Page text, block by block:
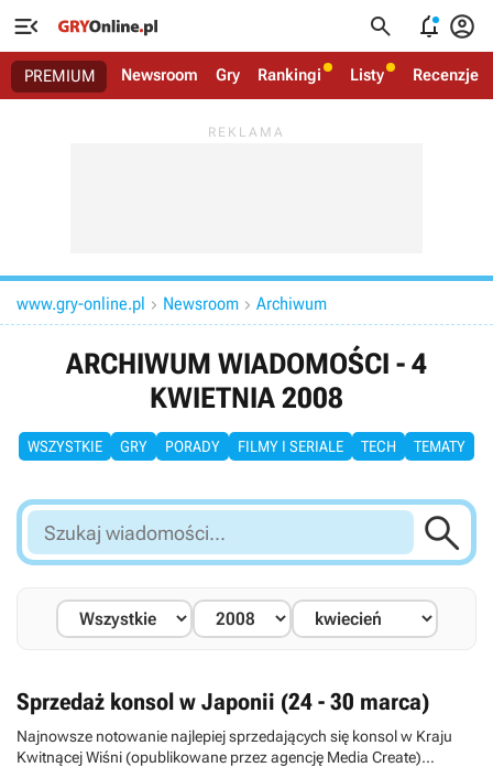
   
PREMIUM Newsroom Gry Rankingi Listy Recenzje
www.gry-online.pl  Newsroom  Archiwum
ARCHIWUM WIADOMOŚCI - 4
KWIETNIA 2008
WSZYSTKIE GRY PORADY FILMY I SERIALE TECH TEMATY
Szukaj
wiadomości...

Sprzedaż konsol w Japonii (24 - 30 marca)
Najnowsze notowanie najlepiej sprzedających się konsol w Kraju
Kwitnącej Wiśni (opublikowane przez agencję Media Create)